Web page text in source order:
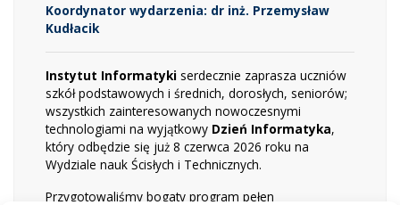
Koordynator wydarzenia: dr inż. Przemysław
Kudłacik
Instytut Informatyki serdecznie zaprasza uczniów
szkół podstawowych i średnich, dorosłych, seniorów;
wszystkich zainteresowanych nowoczesnymi
technologiami na wyjątkowy Dzień Informatyka,
który odbędzie się już 8 czerwca 2026 roku na
Wydziale nauk Ścisłych i Technicznych.
Przygotowaliśmy bogaty program pełen